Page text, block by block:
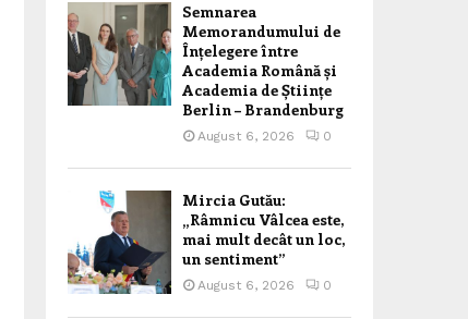
Semnarea
Memorandumului de
Înțelegere între
Academia Română și
Academia de Științe
Berlin – Brandenburg
August 6, 2026 0
Mircia Gutău:
„Râmnicu Vâlcea este,
mai mult decât un loc,
un sentiment”
August 6, 2026 0